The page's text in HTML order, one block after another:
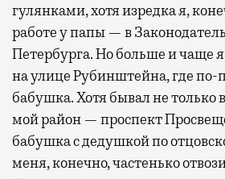
гулянками, хотя изредка я,
работе у папы — в
Петербурга. Но больше и чаще
на улице Рубинштейна, где
бабушка. Хотя бывал не только
мой район — проспект
бабушка с дедушкой по
меня, конечно, частенько